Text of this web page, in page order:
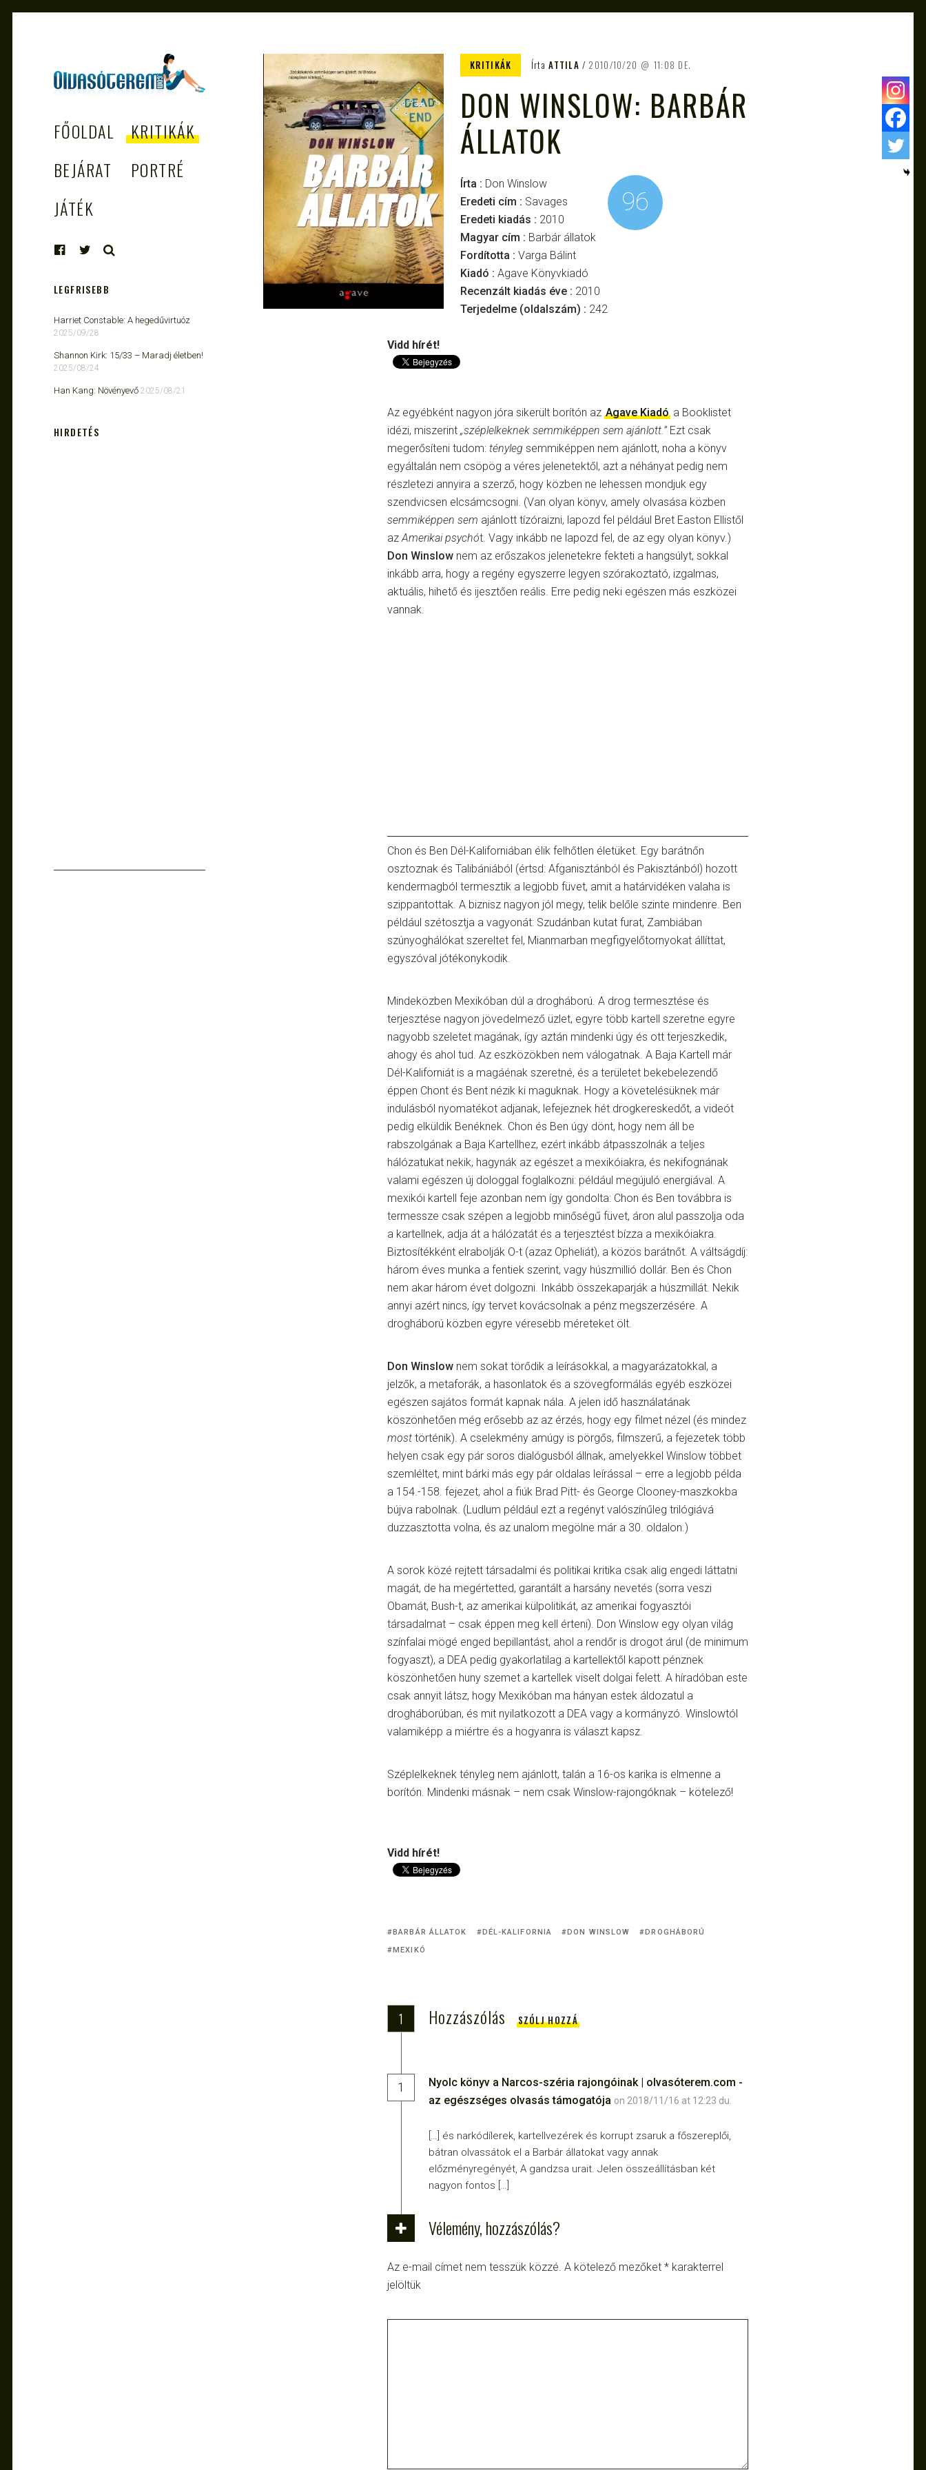
– AZ EGÉSZSÉGES
OLVASÁS
TÁMOGATÓJA
FŐOLDAL
KRITIKÁK
BEJÁRAT
PORTRÉ
JÁTÉK
KRITIKÁK ÍrtaATTILA 2010/10/20 11:08 DE.
DON WINSLOW: BARBÁR
ÁLLATOK
Írta : Don Winslow
Eredeti cím : Savages
Eredeti kiadás : 2010
Magyar cím : Barbár állatok
Fordította : Varga Bálint
Kiadó : Agave Könyvkiadó
Recenzált kiadás éve : 2010
Terjedelme (oldalszám) : 242
96
Vidd hírét!
Az egyébként nagyon jóra sikerült borítón az Agave Kiadó a Booklistet
idézi, miszerint „széplelkeknek semmiképpen sem ajánlott.”Ezt csak
megerősíteni tudom: tényleg semmiképpen nem ajánlott, noha a könyv
egyáltalán nem csöpög a véres jelenetektől, azt a néhányat pedig nem
részletezi annyira a szerző, hogy közben ne lehessen mondjuk egy
szendvicsen elcsámcsogni. (Van olyan könyv, amely olvasása közben
semmiképpen sem ajánlott tízóraizni, lapozd fel például Bret Easton Ellistől
az Amerikai psychót. Vagy inkább ne lapozd fel, de az egy olyan könyv.)
Don Winslow nem az erőszakos jelenetekre fekteti a hangsúlyt, sokkal
inkább arra, hogy a regény egyszerre legyen szórakoztató, izgalmas,
aktuális, hihető és ijesztően reális. Erre pedig neki egészen más eszközei
vannak.
Chon és Ben Dél-Kaliforniában élik felhőtlen életüket. Egy barátnőn
osztoznak és Talibániából (értsd: Afganisztánból és Pakisztánból) hozott
kendermagból termesztik a legjobb füvet, amit a határvidéken valaha is
szippantottak. A biznisz nagyon jól megy, telik belőle szinte mindenre. Ben
például szétosztja a vagyonát: Szudánban kutat furat, Zambiában
szúnyoghálókat szereltet fel, Mianmarban megfigyelőtornyokat állíttat,
egyszóval jótékonykodik.
Mindeközben Mexikóban dúl a drogháború. A drog termesztése és
terjesztése nagyon jövedelmező üzlet, egyre több kartell szeretne egyre
nagyobb szeletet magának, így aztán mindenki úgy és ott terjeszkedik,
ahogy és ahol tud. Az eszközökben nem válogatnak. A Baja Kartell már
Dél-Kaliforniát is a magáénak szeretné, és a területet bekebelezendő
éppen Chont és Bent nézik ki maguknak. Hogy a követelésüknek már
indulásból nyomatékot adjanak, lefejeznek hét drogkereskedőt, a videót
pedig elküldik Benéknek. Chon és Ben úgy dönt, hogy nem áll be
rabszolgának a Baja Kartellhez, ezért inkább átpasszolnák a teljes
hálózatukat nekik, hagynák az egészet a mexikóiakra, és nekifognának
valami egészen új dologgal foglalkozni: például megújuló energiával. A
mexikói kartell feje azonban nem így gondolta: Chon és Ben továbbra is
termessze csak szépen a legjobb minőségű füvet, áron alul passzolja oda
a kartellnek, adja át a hálózatát és a terjesztést bízza a mexikóiakra.
Biztosítékként elrabolják O-t (azaz Opheliát), a közös barátnőt. A váltságdíj:
három éves munka a fentiek szerint, vagy húszmillió dollár. Ben és Chon
nem akar három évet dolgozni. Inkább összekaparják a húszmillát. Nekik
annyi azért nincs, így tervet kovácsolnak a pénz megszerzésére. A
drogháború közben egyre véresebb méreteket ölt.
Don Winslow nem sokat törődik a leírásokkal, a magyarázatokkal, a
jelzők, a metaforák, a hasonlatok és a szövegformálás egyéb eszközei
egészen sajátos formát kapnak nála. A jelen idő használatának
köszönhetően még erősebb az az érzés, hogy egy filmet nézel (és mindez
most történik). A cselekmény amúgy is pörgős, filmszerű, a fejezetek több
helyen csak egy pár soros dialógusból állnak, amelyekkel Winslow többet
szemléltet, mint bárki más egy pár oldalas leírással – erre a legjobb példa
a 154.-158. fejezet, ahol a fiúk Brad Pitt- és George Clooney-maszkokba
bújva rabolnak. (Ludlum például ezt a regényt valószínűleg trilógiává
duzzasztotta volna, és az unalom megölne már a 30. oldalon.)
A sorok közé rejtett társadalmi és politikai kritika csak alig engedi láttatni
magát, de ha megértetted, garantált a harsány nevetés (sorra veszi
Obamát, Bush-t, az amerikai külpolitikát, az amerikai fogyasztói
társadalmat – csak éppen meg kell érteni). Don Winslow egy olyan világ
színfalai mögé enged bepillantást, ahol a rendőr is drogot árul (de minimum
fogyaszt), a DEA pedig gyakorlatilag a kartellektől kapott pénznek
köszönhetően huny szemet a kartellek viselt dolgai felett. A híradóban este
csak annyit látsz, hogy Mexikóban ma hányan estek áldozatul a
drogháborúban, és mit nyilatkozott a DEA vagy a kormányzó. Winslowtól
valamiképp a miértre és a hogyanra is választ kapsz.
Széplelkeknek tényleg nem ajánlott, talán a 16-os karika is elmenne a
borítón. Mindenki másnak – nem csak Winslow-rajongóknak – kötelező!
Vidd hírét!
BARBÁR ÁLLATOK DÉL-KALIFORNIA DON WINSLOW
DROGHÁBORÚ
MEXIKÓ
1 Hozzászólás SZÓLJ HOZZÁ
1
Nyolc könyv a Narcos-széria rajongóinak | olvasóterem.com -
az egészséges olvasás támogatója on 2018/11/16 at 12:23 du.
[…] és narkódílerek, kartellvezérek és korrupt zsaruk a főszereplői,
bátran olvassátok el a Barbár állatokat vagy annak
előzményregényét, A gandzsa urait. Jelen összeállításban két
nagyon fontos […]
Vélemény, hozzászólás?
Az e-mail címet nem tesszük közzé. A kötelező mezőket * karakterrel
jelöltük
LEGFRISEBB
Harriet Constable: A hegedűvirtuóz
2025/09/28
Shannon Kirk: 15/33 ​– Maradj életben!
2025/08/24
Han Kang: Növényevő 2025/08/21
HIRDETÉS